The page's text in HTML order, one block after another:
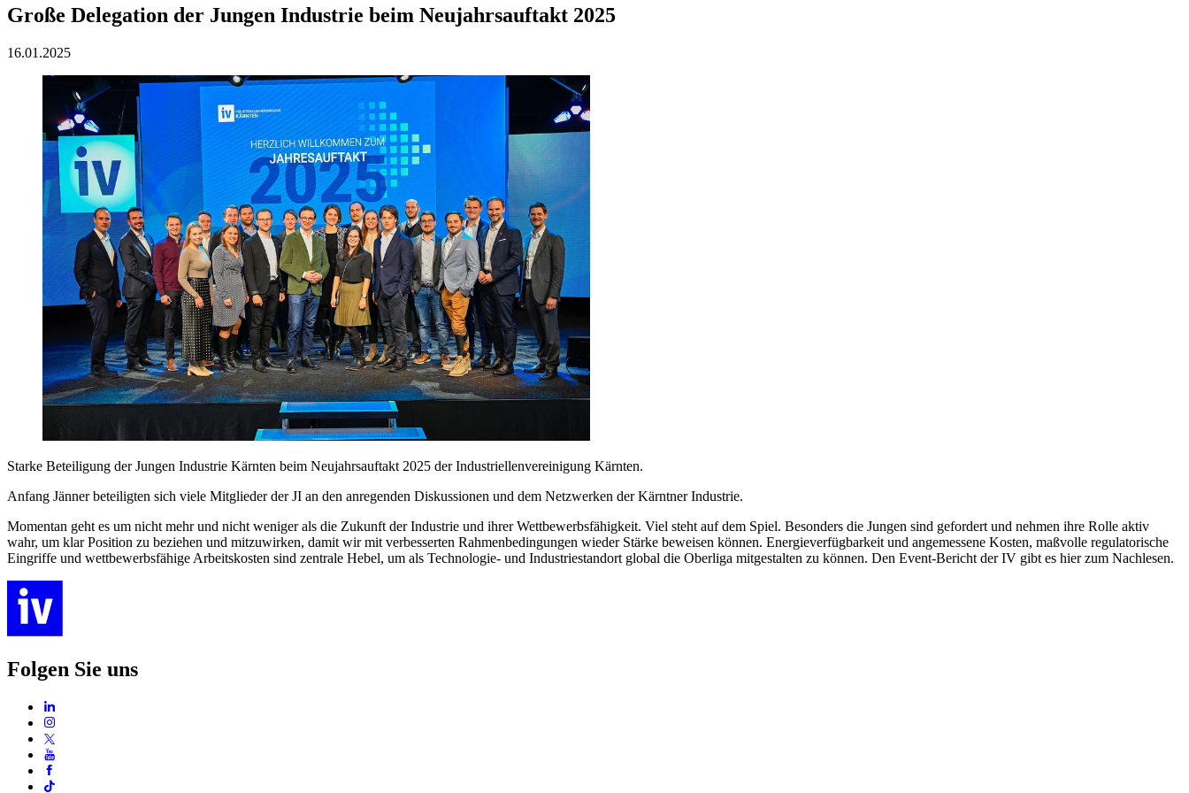
Große Delegation der Jungen Industrie beim Neujahrsauftakt 2025
16.01.2025
Starke Beteiligung der Jungen Industrie Kärnten beim Neujahrsauftakt 2025 der Industriellenvereinigung Kärnten.
Anfang Jänner beteiligten sich viele Mitglieder der JI an den anregenden Diskussionen und dem Netzwerken der Kärntner Industrie.
Momentan geht es um nicht mehr und nicht weniger als die Zukunft der Industrie und ihrer Wettbewerbsfähigkeit. Viel steht auf dem Spiel. Besonders die Jungen sind gefordert und nehmen ihre Rolle aktiv
wahr, um klar Position zu beziehen und mitzuwirken, damit wir mit verbesserten Rahmenbedingungen wieder Stärke beweisen können. Energieverfügbarkeit und angemessene Kosten, maßvolle regulatorische
Eingriffe und wettbewerbsfähige Arbeitskosten sind zentrale Hebel, um als Technologie- und Industriestandort global die Oberliga mitgestalten zu können. Den Event-Bericht der IV gibt es hier zum Nachlesen.
Folgen Sie uns